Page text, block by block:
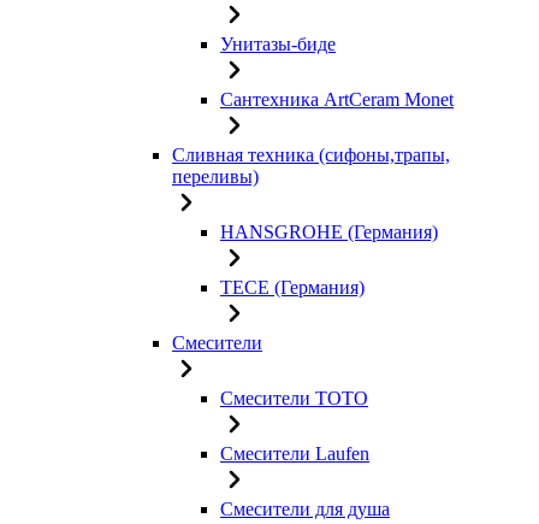
Унитазы-биде
Сантехника ArtCeram Monet
Сливная техника (сифоны,трапы,
переливы)
HANSGROHE (Германия)
TECE (Германия)
Смесители
Смесители TOTO
Смесители Laufen
Смесители для душа